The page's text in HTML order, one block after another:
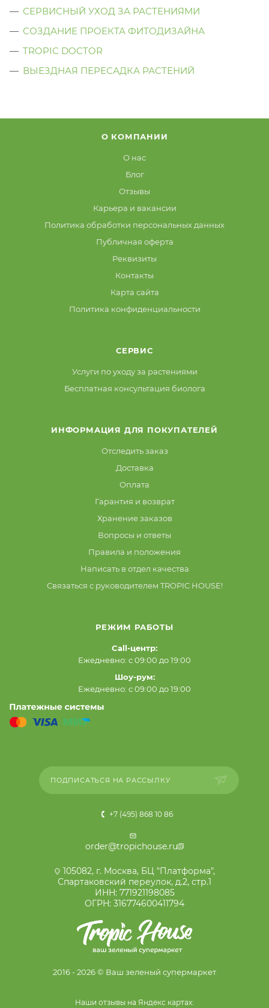
СЕРВИСНЫЙ УХОД ЗА РАСТЕНИЯМИ
СОЗДАНИЕ ПРОЕКТА ФИТОДИЗАЙНА
TROPIC DOCTOR
ВЫЕЗДНАЯ ПЕРЕСАДКА РАСТЕНИЙ
О КОМПАНИИ
О нас
Блог
Отзывы
Карьера и вакансии
Политика обработки персональных данных
Публичная оферта
Реквизиты
Контакты
Карта сайта
Политика конфиденциальности
СЕРВИС
Услуги по уходу за растениями
Бесплатная консультация биолога
ИНФОРМАЦИЯ ДЛЯ ПОКУПАТЕЛЕЙ
Отследить заказ
Доставка
Оплата
Гарантия и возврат
Хранение заказов
Вопросы и ответы
Правила и положения
Написать в отдел качества
Связаться с руководителем TROPIC HOUSE!
РЕЖИМ РАБОТЫ
Call-центр:
Ежедневно: с 09:00 до 19:00
Шоу-рум:
Ежедневно: с 09:00 до 19:00
ПОДПИСАТЬСЯ НА РАССЫЛКУ
+7 (495) 868 10 86
order@tropichouse.ru
105082, г. Москва, БЦ "Платформа",
Спартаковский переулок, д.2, стр.1
ИНН: 771921198085
ОГРН: 316774600411794
2016 - 2026 © Ваш зеленый супермаркет
Наши отзывы на Яндекс картах: